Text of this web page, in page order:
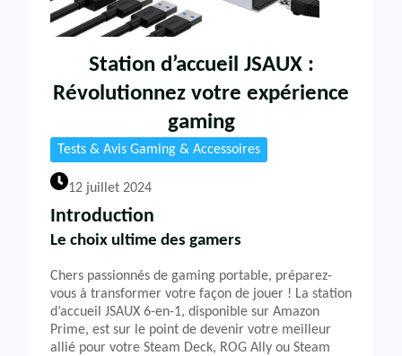
Station d’accueil JSAUX :
Révolutionnez votre expérience
gaming
Tests & Avis Gaming & Accessoires
12 juillet 2024
Introduction
Le choix ultime des gamers
Chers passionnés de gaming portable, préparez-
vous à transformer votre façon de jouer ! La station
d’accueil JSAUX 6-en-1, disponible sur Amazon
Prime, est sur le point de devenir votre meilleur
allié pour votre Steam Deck, ROG Ally ou Steam